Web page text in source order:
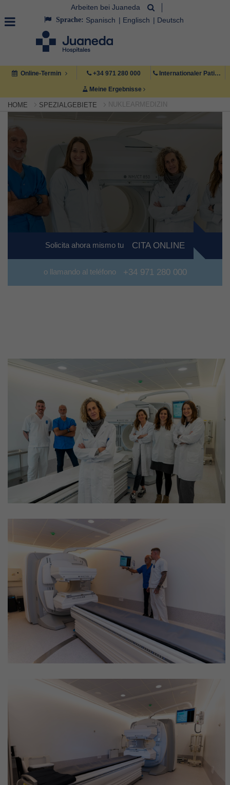
Arbeiten bei Juaneda
Sprache: Spanisch Englisch Deutsch
Online-Termin +34 971 280 000 Internationaler Patient +34 971 222 222
Meine Ergebnisse
HOME SPEZIALGEBIETE NUKLEARMEDIZIN
Solicita ahora mismo tu CITA ONLINE
o llamando al teléfono +34 971 280 000